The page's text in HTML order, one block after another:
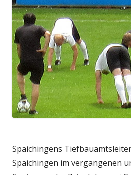
Spaichingens
Spaichingen im vergangenen